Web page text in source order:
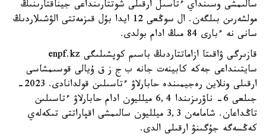
سالىمشى وسىنداي ءتاسىل ارقىلى شوتتارىنداعى جيناقتارىنىڭ
مولشەرىن بىلگەن. ال سوڭعى 12 ايدا بۇل قىزمەتتى الۋشىلاردىڭ
سانى نە ءبارى 84 مىڭ ادام بولدى.
قازىرگى ۋاقىتا ازاماتتاردىڭ باسىم كوپشىلىگى enpf.kz
سايتىنداعى جەكە كابينەت جانە ب ج ز ق ۇيالى قوسىمشاسى
ارقىلى ونلاين رەجيمىندە حابارلاۋ ءتاسىلىن قولدانادى. 2023-
جىلعى 6- ناۋرىزىندا 6,4 ميلليون ادام حابارلاۋ ءتاسىلىن
تاڭداعان. شامامەن 3,3 ميلليون سالىمشى اقپاراتتى تىكەلەي
كەڭسەگە جۇگىنۋ ارقىلى الدى.